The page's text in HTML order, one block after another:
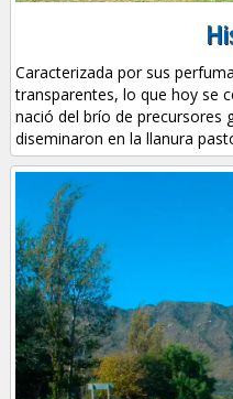
Caracterizada por sus
transparentes, lo que hoy se
nació del brío de precursores
diseminaron en la llanura